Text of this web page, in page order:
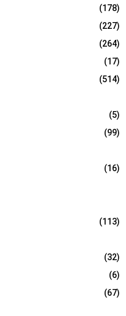
(178)
(227)
(264)
(17)
(514)
(5)
(99)
(16)
(113)
(32)
(6)
(67)